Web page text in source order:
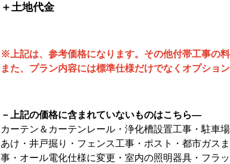
＋土地代金
※上記は、参考価格になります。 その他付帯工事の
また、プラン内容には標準仕様だけでなくオプショ
－上記の価格に含まれていないものはこちら―
カーテン＆カーテンレール・浄化槽設置工事・駐車
あけ・井戸掘り・フェンス工事・ポスト・都市ガス
事・オール電化仕様に変更・室内の照明器具・フラ